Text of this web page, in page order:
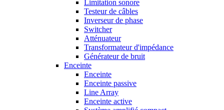
Limitation sonore
Testeur de câbles
Inverseur de phase
Switcher
Atténuateur
Transformateur d'impédance
Générateur de bruit
Enceinte
Enceinte
Enceinte passive
Line Array
Enceinte active